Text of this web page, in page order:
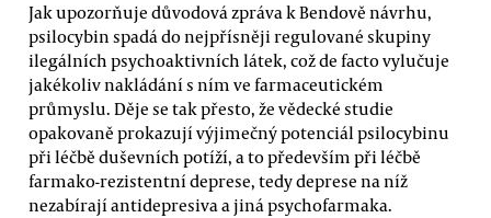
Jak upozorňuje důvodová zpráva k Bendově návrhu,
psilocybin spadá do nejpřísněji regulované skupiny
ilegálních psychoaktivních látek, což de facto vylučuje
jakékoliv nakládání s ním ve farmaceutickém
průmyslu. Děje se tak přesto, že vědecké studie
opakovaně prokazují výjimečný potenciál psilocybinu
při léčbě duševních potíží, a to především při léčbě
farmako-rezistentní deprese, tedy deprese na níž
nezabírají antidepresiva a jiná psychofarmaka.